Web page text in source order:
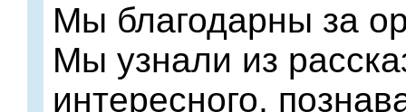
Мы благодарны за
Мы узнали из
интересного,